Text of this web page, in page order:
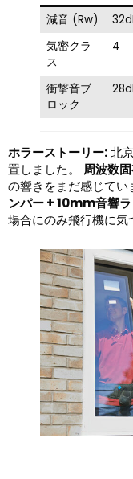
減音 (Rw)
気密クラ
ス
4
衝撃音ブ
ロック
ホラーストーリー:北
置しました。 周波数
の響きをまだ感じてい
ンパー + 10mm音響ラ
場合にのみ飛行機に気